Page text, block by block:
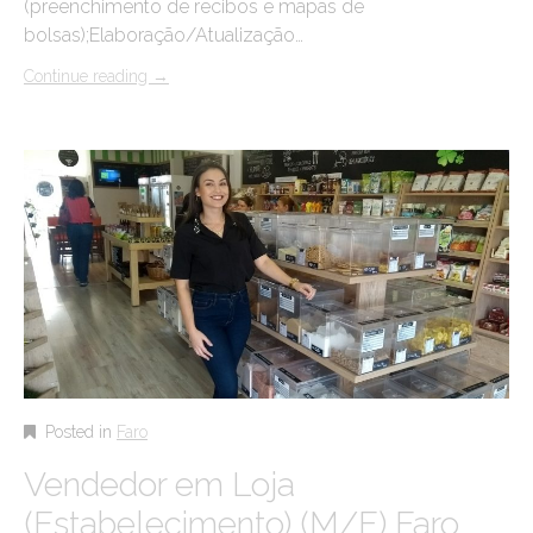
(preenchimento de recibos e mapas de
bolsas);Elaboração/Atualização…
Continue reading →
Posted in Faro
Vendedor em Loja
(Estabelecimento) (M/F) Faro